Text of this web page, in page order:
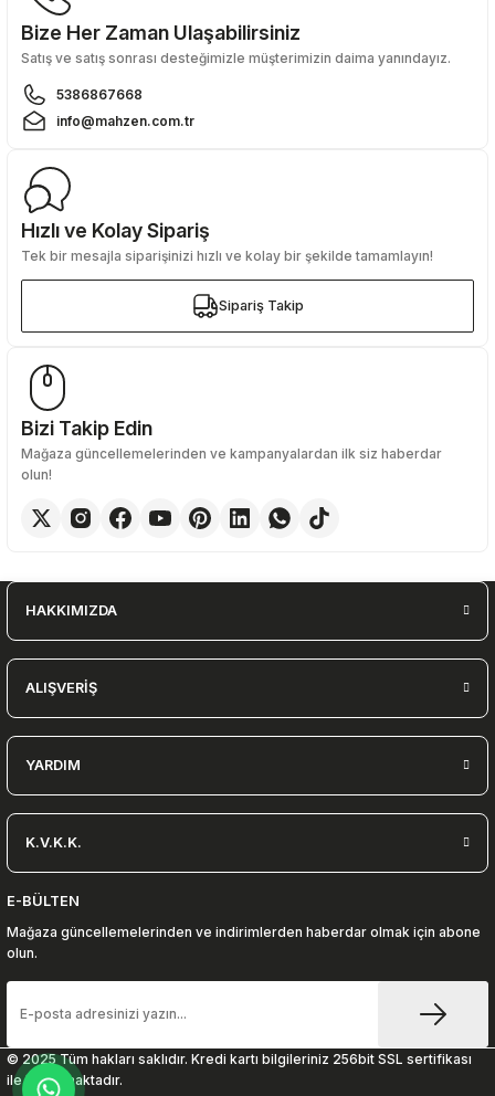
Bize Her Zaman Ulaşabilirsiniz
Satış ve satış sonrası desteğimizle müşterimizin daima yanındayız.
5386867668
info@mahzen.com.tr
Hızlı ve Kolay Sipariş
Tek bir mesajla siparişinizi hızlı ve kolay bir şekilde tamamlayın!
Sipariş Takip
Sipariş Takip
Bizi Takip Edin
Mağaza güncellemelerinden ve kampanyalardan ilk siz haberdar
olun!
HAKKIMIZDA
ALIŞVERİŞ
YARDIM
K.V.K.K.
E-BÜLTEN
Mağaza güncellemelerinden ve indirimlerden haberdar olmak için abone
olun.
© 2025 Tüm hakları saklıdır. Kredi kartı bilgileriniz 256bit SSL sertifikası
ile korunmaktadır.